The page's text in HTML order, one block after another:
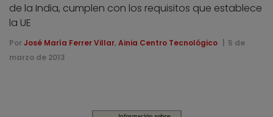
de la India, cumplen con los requisitos que establece
la UE
Por José María Ferrer Villar, Ainia Centro Tecnológico
5 de
marzo de 2013